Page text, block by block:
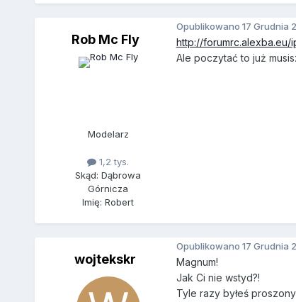
Rob Mc Fly
Modelarz
1,2 tys.
Skąd: Dąbrowa
Górnicza
Imię: Robert
Opublikowano 17 Grudnia
http://
Ale poczytać to już
wojtekskr
Opublikowano 17 Grudnia
Magnum!
Jak Ci nie wstyd?!
Tyle razy byłeś